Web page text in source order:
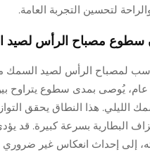
لتحسين التجربة العامة.
سطوع مصباح الرأس لصيد
لمصباح الرأس لصيد السمك
الليلي. هذا النطاق يحقق
البطارية بسرعة كبيرة. قد
إلى إحداث انعكاس غير